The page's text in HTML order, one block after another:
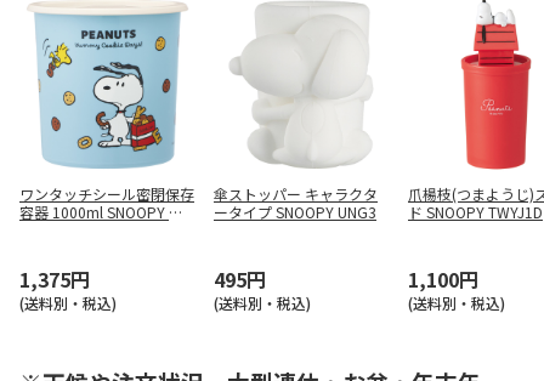
ワンタッチシール密閉保存
容器 1000ml SNOOPY ク
1,375円
(送料別・税込)
傘ストッパー キャラクタ
ータイプ SNOOPY UNG3
495円
(送料別・税込)
爪楊枝(つまようじ)
ド SNOOPY TWYJ1D
1,100円
(送料別・税込)